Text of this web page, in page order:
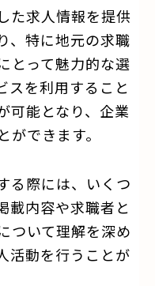
た求人情報を提供
、特に地元の求職
とって魅力的な選
スを利用すること
可能となり、企業
できます。
る際には、いくつ
載内容や求職者と
ついて理解を深め
活動を行うことが